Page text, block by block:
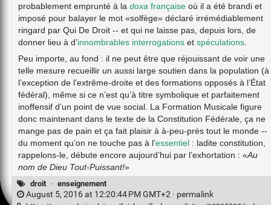
probablement emprunté à la doxa française où il a été brandi et
imposé pour balayer le mot «solfège» déclaré irrémédiablement
ringard par Qui De Droit -- et qui ne laisse pas, depuis lors, de
donner lieu à d’innombrables interrogations et spéculations
Peu importe, au fond : il ne peut être que réjouissant de voir une
telle mesure recueillir un aussi large soutien dans la population (à
l’exception de l’extrême-droite et des formations opposés à l’État
fédéral), même si ce n’est qu’à titre symbolique et parfaitement
inoffensif d’un point de vue social. La Formation Musicale figure
donc maintenant dans le texte de la Constitution Fédérale, ça ne
mange pas de pain et ça fait plaisir à à-peu-près tout le monde --
du moment qu’on ne touche pas à l’essentiel : ladite constitution,
rappelons-le, débute encore aujourd’hui par l’exhortation : «Au
nom de Dieu Tout-Puissant!»
droit · enseignement
August 5, 2016 at 12:20:44 PM GMT+2 · permalink